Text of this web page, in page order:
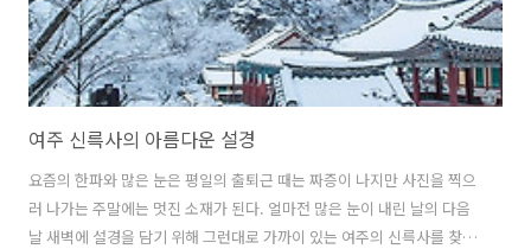
여주 신륵사의 아름다운 설경
요즘의 한파와 많은 눈은 평일의 출퇴근 때는 짜증이 나지만 사진을 찍으
러 나가는 주말에는 멋진 소재가 된다. 얼마전 많은 눈이 내린 날의 다음
날 새벽에 설경을 담기 위해 그런대로 가까이 있는 여주의 신륵사를 찾았